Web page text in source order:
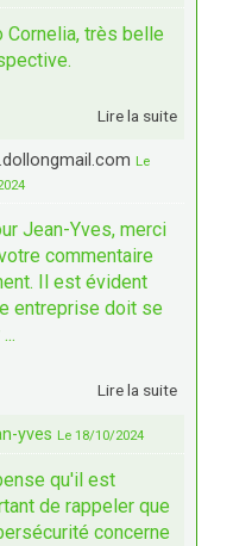
Cornelia, très belle
Lire la suite
Le
Jean-Yves, merci
commentaire
Il est évident
entreprise doit se
Lire la suite
yves Le 18/10/2024
qu'il est
de rappeler que
concerne